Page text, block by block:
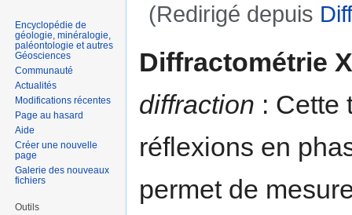
(Redirigé depuis
Diffractométrie X
diffraction : Cette
réflexions en
permet de
Encyclopédie de
géologie, minéralogie,
paléontologie et autres
Géosciences
Communauté
Actualités
Modifications récentes
Page au hasard
Aide
Créer une nouvelle
page
Galerie des nouveaux
fichiers
Outils